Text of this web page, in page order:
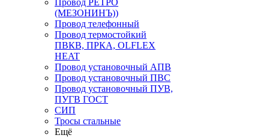
Провод РЕТРО
(МЕЗОНИНЪ))
Провод телефонный
Провод термостойкий
ПВКВ, ПРКА, OLFLEX
HEAT
Провод установочный АПВ
Провод установочный ПВС
Провод установочный ПУВ,
ПУГВ ГОСТ
СИП
Тросы стальные
Ещё